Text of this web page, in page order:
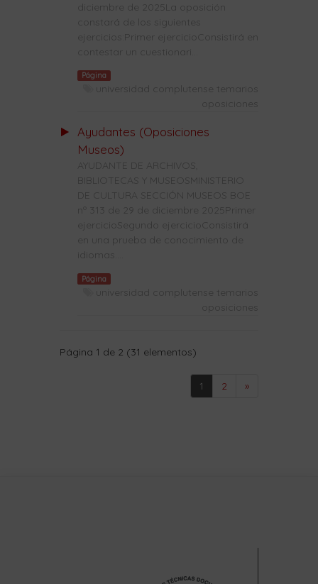
diciembre de 2025La oposición
constará de los siguientes
ejercicios:Primer ejercicioConsistirá en
contestar un cuestionari...
Página
universidad complutense temarios
oposiciones
Ayudantes (Oposiciones
Museos)
AYUDANTE DE ARCHIVOS,
BIBLIOTECAS Y MUSEOSMINISTERIO
DE CULTURA SECCIÓN MUSEOS BOE
nº 313 de 29 de diciembre 2025Primer
ejercicioSegundo ejercicioConsistirá
en una prueba de conocimiento de
idiomas....
Página
universidad complutense temarios
oposiciones
Página 1 de 2 (31 elementos)
1 2 »